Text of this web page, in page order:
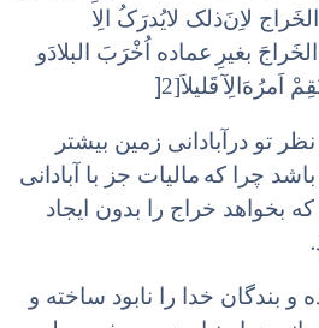
لاِنَ‌ذلک لایُدرَکُ الِا
بغیرِ عماده اُخْرَبَ البلادَ‌و
اَمرُهَ‌الِآ قَلیلاَ[2 ]
تو درآبادانی زمین بیشتر
چرا که مالیات جز با آبادانی
بخواهد خراج را بدون ایجاد
.
بندگان خدا را نابود ساخته و